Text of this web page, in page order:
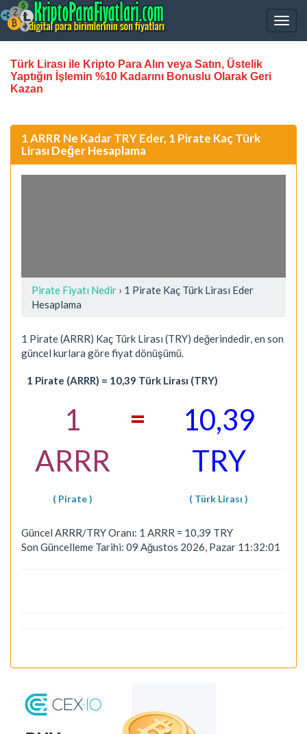
Türk Lirası ile Kripto Para Alın veya Satın, Üstelik
Yaptığın İşlemin %10 Kadarını Bonuslu Olarak Geri
Kazan
1 ARRR Ne Kadar TRY Eder, 1 Pirate Kaç Türk
Lirası Değer Hesaplama
Pirate Fiyatı Nedir › 1 Pirate Kaç Türk Lirası Eder
Hesaplama
1 Pirate (ARRR) Kaç Türk Lirası (TRY) değerindedir, en son
güncel kurlara göre fiyat dönüşümü.
1 Pirate (ARRR) = 10,39 Türk Lirası (TRY)
1
ARRR
=
10,39
TRY
( Pirate ) ( Türk Lirası )
Güncel ARRR/TRY Oranı: 1 ARRR = 10,39 TRY
Son Güncelleme Tarihi: 09 Ağustos 2026, Pazar 11:32:01